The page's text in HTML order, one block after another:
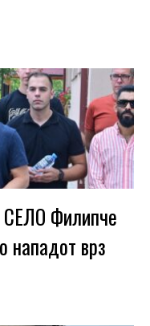
Филипче
нападот врз